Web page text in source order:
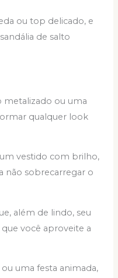
ou top delicado, e
de salto
metalizado ou uma
qualquer look
vestido com brilho,
não sobrecarregar o
além de lindo, seu
você aproveite a
uma festa animada,